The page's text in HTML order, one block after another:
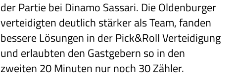
der Partie bei Dinamo Sassari. Die Oldenburger
verteidigten deutlich stärker als Team, fanden
bessere Lösungen in der Pick&Roll Verteidigung
und erlaubten den Gastgebern so in den
zweiten 20 Minuten nur noch 30 Zähler.